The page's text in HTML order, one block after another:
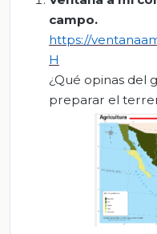
campo.
https://
H
¿Qué opinas del
preparar el